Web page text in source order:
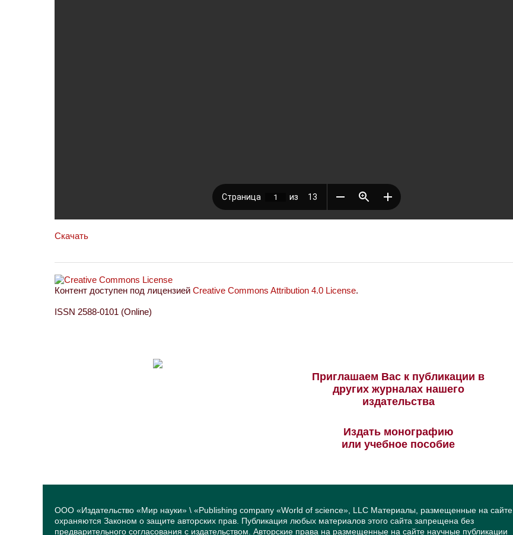
Скачать
Контент доступен под лицензией Creative Commons Attribution 4.0 License.
ISSN 2588-0101 (Online)
Приглашаем Вас к публикации в
других журналах нашего
издательства
Издать монографию
или учебное пособие
ООО «Издательство «Мир науки» \ «Publishing company «World of science», LLC Материалы, размещенные на сайте,
охраняются Законом о защите авторских прав. Публикация любых материалов этого сайта запрещена без
предварительного согласования с издательством. Авторские права на размещенные на сайте научные публикации